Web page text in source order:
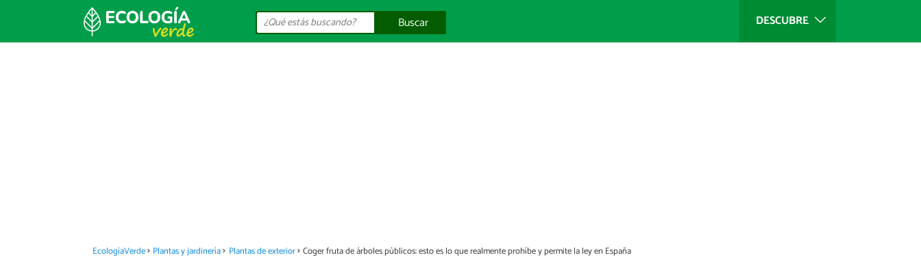
DESCUBRE
Buscar
EcologíaVerde Plantas y jardinería Plantas de exterior Coger fruta de árboles públicos: esto es lo que realmente prohíbe y permite la ley en España